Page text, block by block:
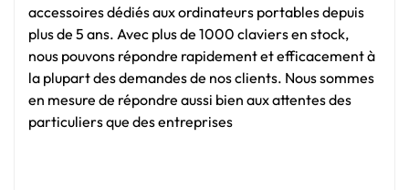
accessoires dédiés aux ordinateurs portables depuis
plus de 5 ans. Avec plus de 1000 claviers en stock,
nous pouvons répondre rapidement et efficacement à
la plupart des demandes de nos clients. Nous sommes
en mesure de répondre aussi bien aux attentes des
particuliers que des entreprises